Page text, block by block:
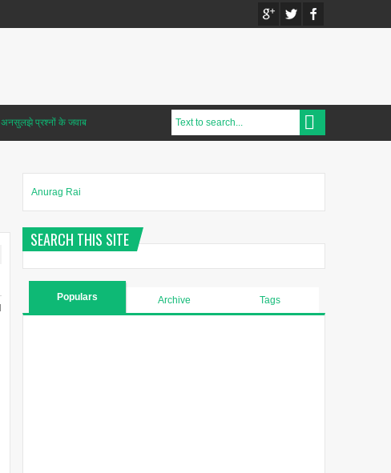
अनसुलझे प्रश्नों के जवाब
Anurag Rai
SEARCH THIS SITE
Populars Archive Tags